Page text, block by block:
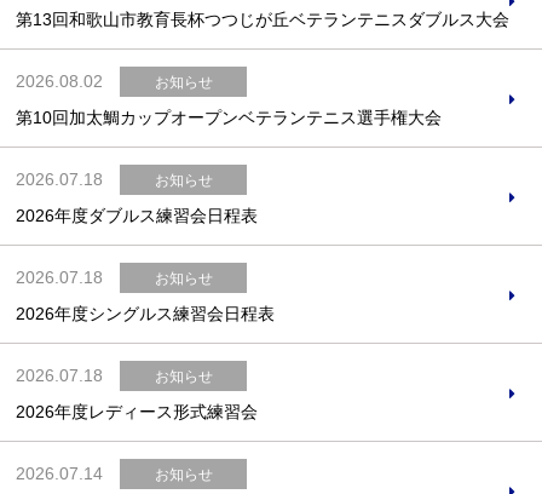
第13回和歌山市教育長杯つつじが丘ベテランテニスダブルス大会
2026.08.02 お知らせ
第10回加太鯛カップオープンベテランテニス選手権大会
2026.07.18 お知らせ
2026年度ダブルス練習会日程表
2026.07.18 お知らせ
2026年度シングルス練習会日程表
2026.07.18 お知らせ
2026年度レディース形式練習会
2026.07.14 お知らせ